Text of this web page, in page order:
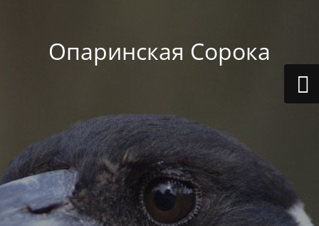
Опаринская Сорока